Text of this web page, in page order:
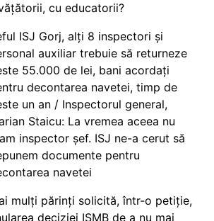
cu educatorii?
ISJ Gorj, alți 8 inspectori și
auxiliar trebuie să returneze
55.000 de lei, bani acordați
decontarea navetei, timp de
un an / Inspectorul general,
Staicu: La vremea aceea nu
inspector șef. ISJ ne-a cerut să
documente pentru
navetei
mulți părinți solicită, într-o petiție,
deciziei ISMB de a nu mai